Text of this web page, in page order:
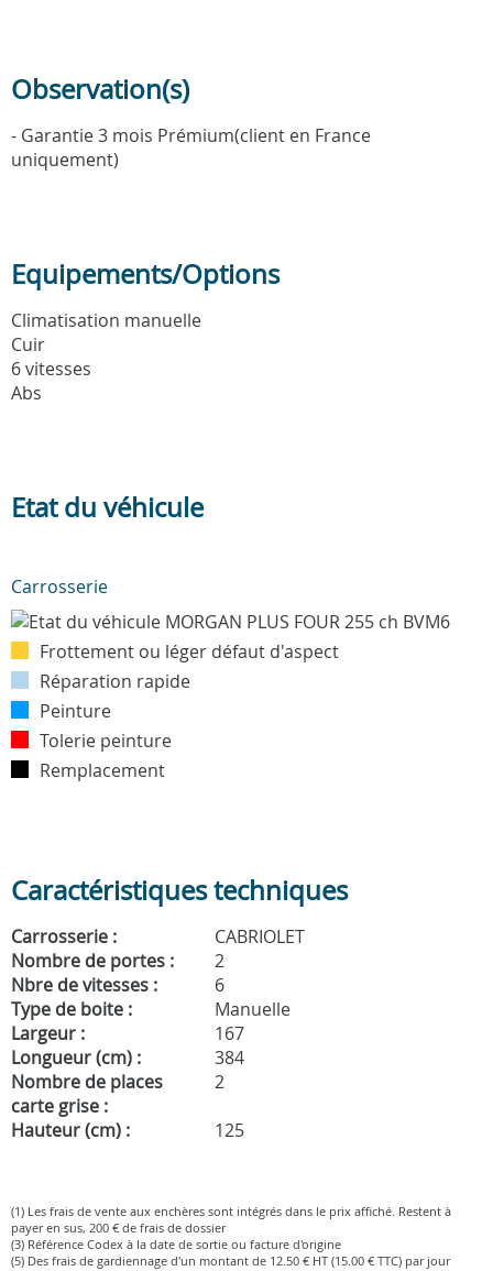
Observation(s)
- Garantie 3 mois Prémium(client en France
uniquement)
Equipements/Options
Climatisation manuelle
Cuir
6 vitesses
Abs
Etat du véhicule
Carrosserie
Frottement ou léger défaut d'aspect
Réparation rapide
Peinture
Tolerie peinture
Remplacement
Caractéristiques techniques
Carrosserie :
CABRIOLET
Nombre de portes :
2
Nbre de vitesses :
6
Type de boite :
Manuelle
Largeur :
167
Longueur (cm) :
384
Nombre de places
carte grise :
2
Hauteur (cm) :
125
(1) Les frais de vente aux enchères sont intégrés dans le prix affiché. Restent à
payer en sus, 200 € de frais de dossier
(3) Référence Codex à la date de sortie ou facture d'origine
(5) Des frais de gardiennage d'un montant de 12.50 € HT (15.00 € TTC) par jour